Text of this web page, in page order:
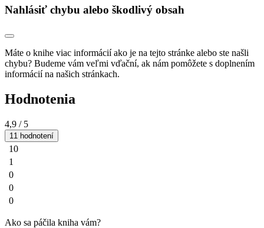
Nahlásiť chybu alebo škodlivý obsah
Máte o knihe viac informácií ako je na tejto stránke alebo ste našli
chybu? Budeme vám veľmi vďační, ak nám pomôžete s doplnením
informácií na našich stránkach.
Hodnotenia
4,9 / 5
11 hodnotení
10
1
0
0
0
Ako sa páčila kniha vám?